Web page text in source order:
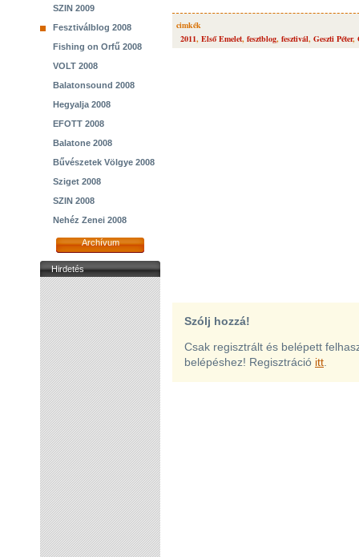
SZIN 2009
Fesztiválblog 2008
Fishing on Orfű 2008
VOLT 2008
Balatonsound 2008
Hegyalja 2008
EFOTT 2008
Balatone 2008
Bűvészetek Völgye 2008
Sziget 2008
SZIN 2008
Nehéz Zenei 2008
Archívum
Hirdetés
cimkék
2011, Első Emelet, fesztblog, fesztivál, Geszti Péter,
Szólj hozzá!
Csak regisztrált és belépett
belépéshez! Regisztráció itt